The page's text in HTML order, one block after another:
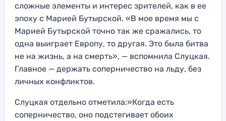
сложные элементы и интерес зрителей, как в ее
эпоху с Марией Бутырской. «В мое время мы с
Марией Бутырской точно так же сражались, то
одна выиграет Европу, то другая. Это была битва
не на жизнь, а на смерть», — вспомнила Слуцкая.
Главное — держать соперничество на льду, без
личных конфликтов.
Слуцкая отдельно отметила:»Когда есть
соперничество, оно подстегивает обоих